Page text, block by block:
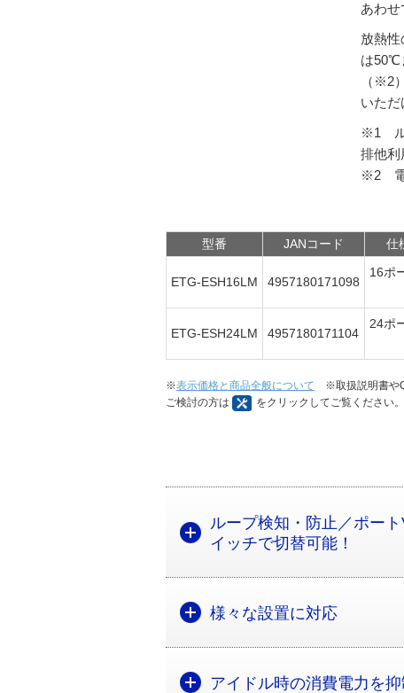
あわせ
放熱
は50℃
（※2
いただ
※1 ル
排他利
※2 電
型番 JANコード 仕
ETG-ESH16LM 4957180171098
16ポ
ETG-ESH24LM 4957180171104
24ポ
※表示価格と商品全般について ※取扱説明書や
ご検討の方は
をクリックしてご覧ください。
ループ検知・防止／ポー
イッチで切替可能！
様々な設置に対応
アイドル時の消費電力を